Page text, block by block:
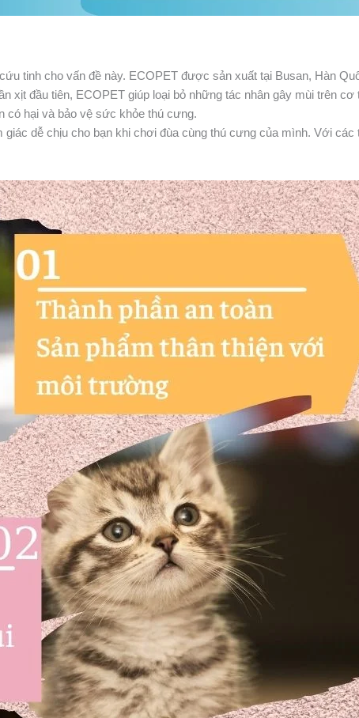
tinh cho vấn đề này. ECOPET được sản xuất tại Busan, Hàn
đầu tiên, ECOPET giúp loại bỏ những tác nhân gây mùi trên cơ
có hại và bảo vệ sức khỏe thú cưng.
dễ chịu cho bạn khi chơi đùa cùng thú cưng của mình. Với các